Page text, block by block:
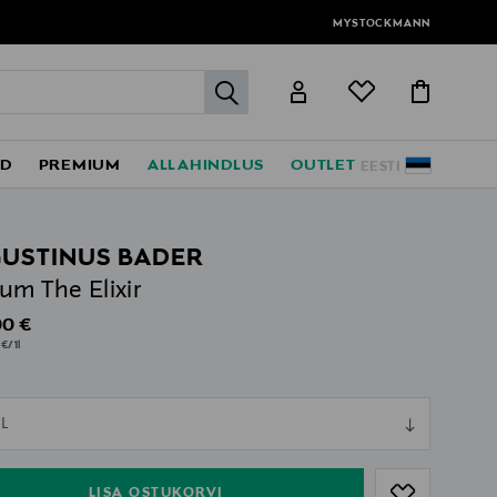
MYSTOCKMANN
label.header.go
EESTI
PREMIUM ALLAHINDLUS OUTLET
BADER
The Elixir
Price
€
1l
LISA OSTUKORVI